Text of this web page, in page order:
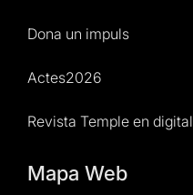
Dona un impuls
Actes2026
Revista Temple en digital
Mapa Web